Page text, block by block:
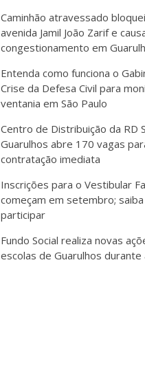
Caminhão atravessado
avenida Jamil João Zarif e
congestionamento em
Entenda como funciona o
Crise da Defesa Civil para
ventania em São Paulo
Centro de Distribuição da RD
Guarulhos abre 170 vagas
contratação imediata
Inscrições para o Vestibular
começam em setembro;
participar
Fundo Social realiza novas
escolas de Guarulhos